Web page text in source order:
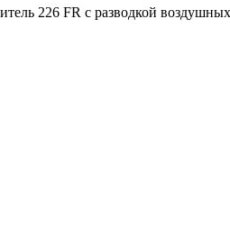
226 FR с разводкой